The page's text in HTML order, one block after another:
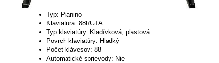
Typ: Pianino
Klaviatúra: 88RGTA
Typ klaviatúry: Kladívková, plastová
Povrch klaviatúry: Hladký
Počet klávesov: 88
Automatické sprievody: Nie